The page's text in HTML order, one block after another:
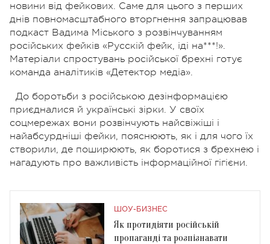
новини від фейкових. Саме для цього з перших
днів повномасштабного вторгнення запрацював
подкаст Вадима Міського з розвінчуванням
російських фейків «Русскій фейк, іді на***!».
Матеріали спростувань російської брехні готує
команда аналітиків «Детектор медіа».
До боротьби з російською дезінформацією
приєдналися й українські зірки. У своїх
соцмережах вони розвінчують найсвіжіші і
найабсурдніші фейки, пояснюють, як і для чого їх
створили, де поширюють, як боротися з брехнею і
нагадують про важливість інформаційної гігієни.
ШОУ-БИЗНЕС
Як протидіяти російській
пропаганді та розпізнавати